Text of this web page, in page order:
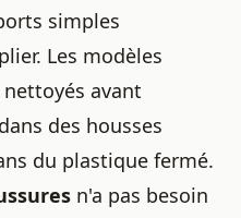
simples
Les modèles
avant
des housses
du plastique fermé.
n'a pas besoin